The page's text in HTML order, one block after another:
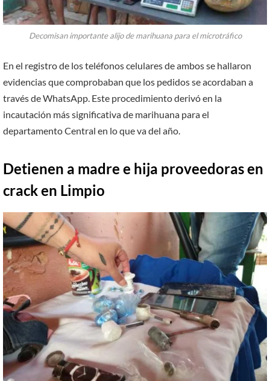
Decomisan importante alijo de marihuana para el microtráfico
En el registro de los teléfonos celulares de ambos se hallaron
evidencias que comprobaban que los pedidos se acordaban a
través de WhatsApp. Este procedimiento derivó en la
incautación más significativa de marihuana para el
departamento Central en lo que va del año.
Detienen a madre e hija proveedoras en
crack en Limpio